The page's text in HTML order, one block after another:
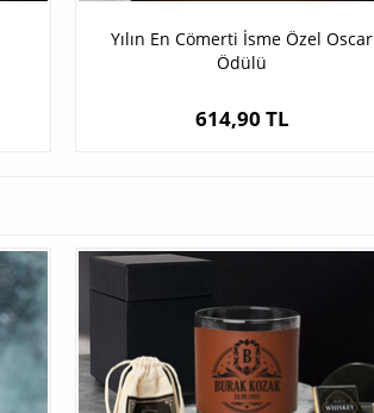
Yılın En Cömerti İsme Özel Oscar
Ödülü
614,90 TL